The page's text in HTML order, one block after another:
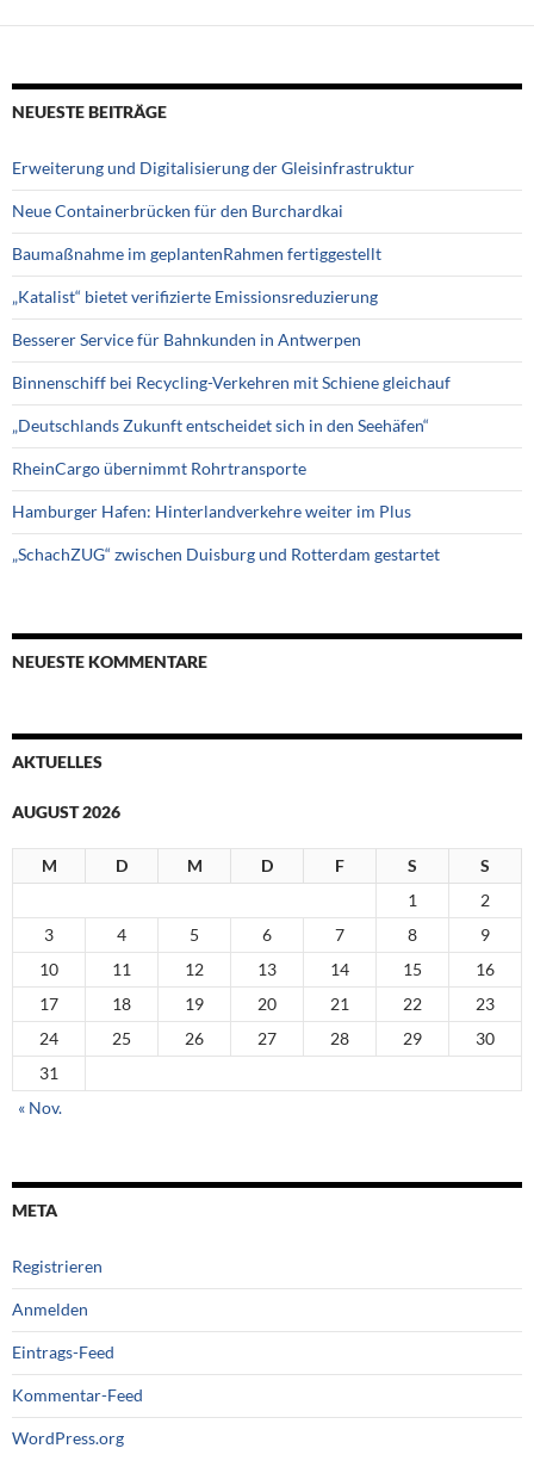
NEUESTE BEITRÄGE
Erweiterung und Digitalisierung der Gleisinfrastruktur
Neue Containerbrücken für den Burchardkai
Baumaßnahme im geplantenRahmen fertiggestellt
„Katalist“ bietet verifizierte Emissionsreduzierung
Besserer Service für Bahnkunden in Antwerpen
Binnenschiff bei Recycling-Verkehren mit Schiene gleichauf
„Deutschlands Zukunft entscheidet sich in den Seehäfen“
RheinCargo übernimmt Rohrtransporte
Hamburger Hafen: Hinterlandverkehre weiter im Plus
„SchachZUG“ zwischen Duisburg und Rotterdam gestartet
NEUESTE KOMMENTARE
AKTUELLES
AUGUST 2026
M D M D F S
S
1
2
3
4 5 6 7 8
9
10
11 12 13 14 15
16
17
18 19 20 21 22
23
24
25 26 27 28 29
30
31
« Nov.
META
Registrieren
Anmelden
Eintrags-Feed
Kommentar-Feed
WordPress.org